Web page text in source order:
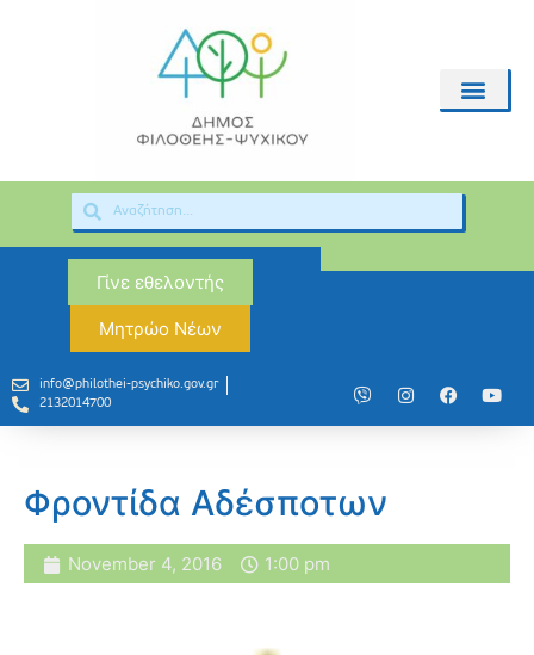
Γίνε εθελοντής
Μητρώο Νέων
info@philothei-psychiko.gov.gr
2132014700
Φροντίδα Αδέσποτων
November 4, 2016 1:00 pm